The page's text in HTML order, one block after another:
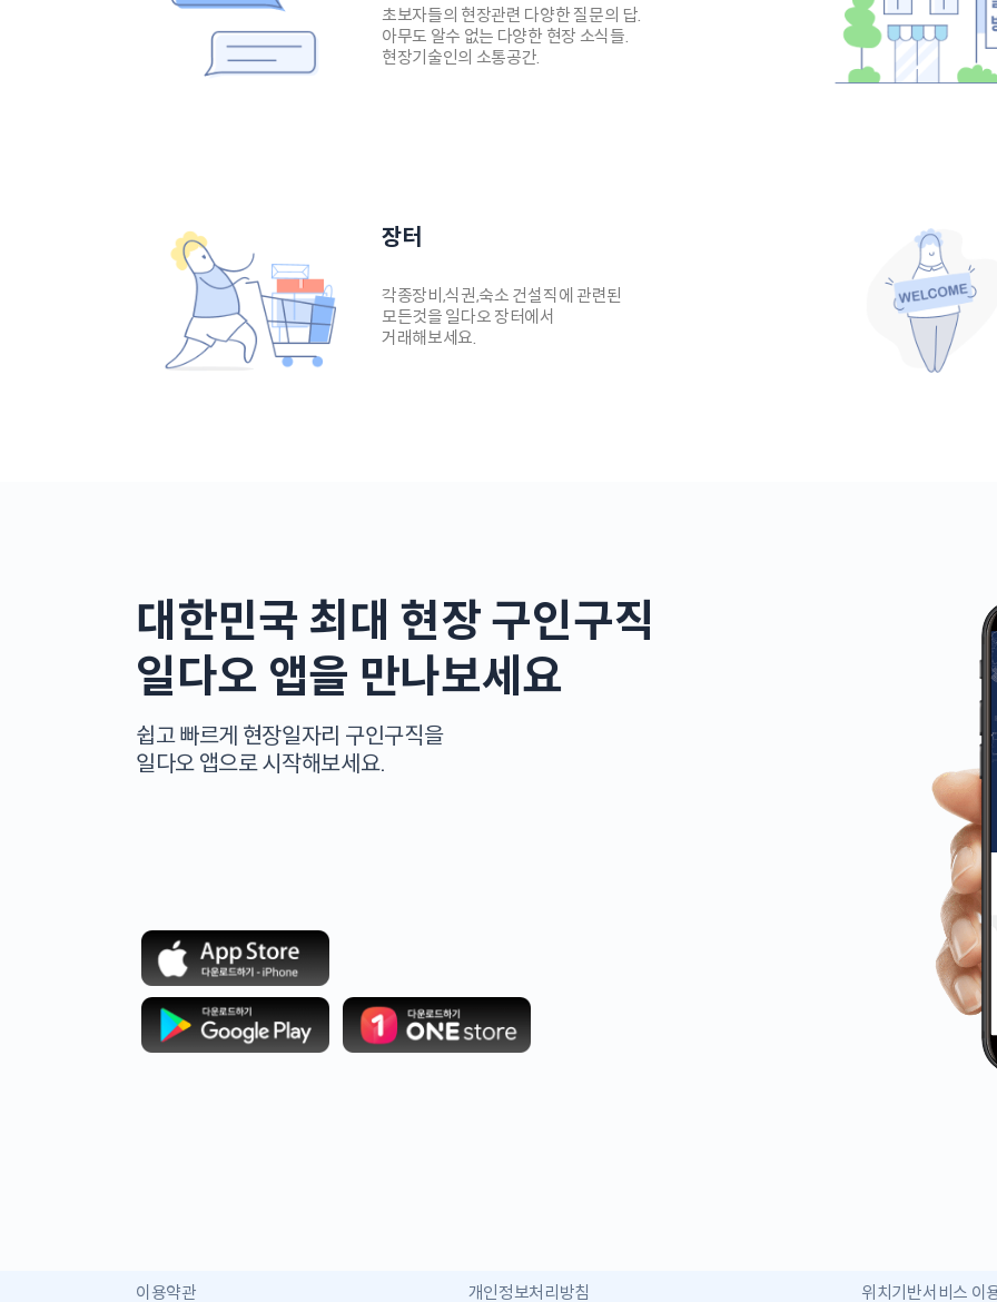
초보자들의 현장관련 다양한 질문의 답.
아무도 알수 없는 다양한 현장 소식들.
현장기술인의 소통공간.
장터
각종장비,식권,숙소 건설직에 관련된
모든것을 일다오 장터에서
거래해보세요.
대한민국 최대 현장 구인구직
일다오 앱을 만나보세요
쉽고 빠르게 현장일자리 구인구직을
일다오 앱으로 시작해보세요.
이용약관 개인정보처리방침 위치기반서비스 이